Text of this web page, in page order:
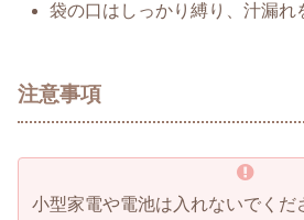
袋の口はしっかり縛り、汁漏れ
注意事項
小型家電や電池は入れないでくだ